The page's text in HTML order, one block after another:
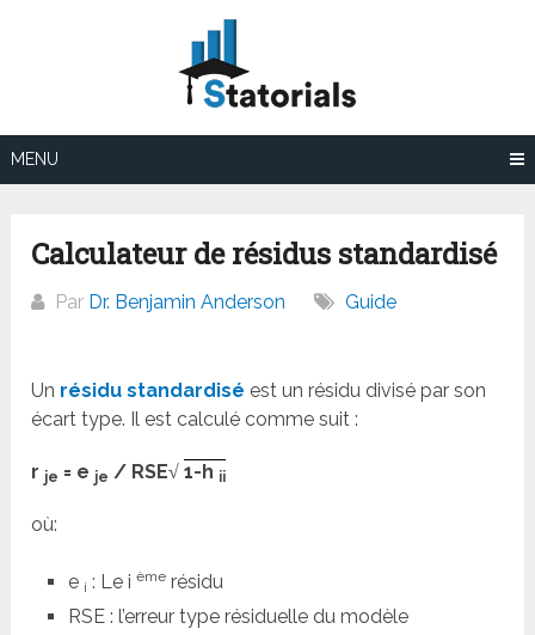
MENU
Calculateur de résidus standardisé
Par Dr. Benjamin Anderson Guide
Un résidu standardisé est un résidu divisé par son
écart type. Il est calculé comme suit :
r je = e je / RSE√1-h ii
où:
e i : Le i èmerésidu
RSE : l’erreur type résiduelle du modèle